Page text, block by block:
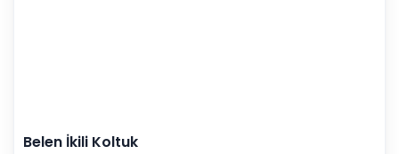
Belen İkili Koltuk